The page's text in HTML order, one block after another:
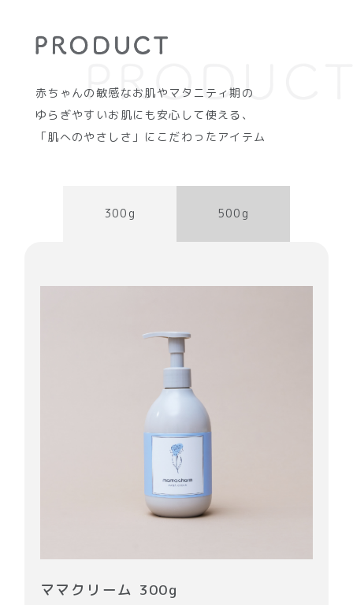
赤ちゃんの敏感なお肌やマタニティ期の
ゆらぎやすいお肌にも安心して使える、
「肌へのやさしさ」にこだわったアイテム
300g 500g
ママクリーム 300g